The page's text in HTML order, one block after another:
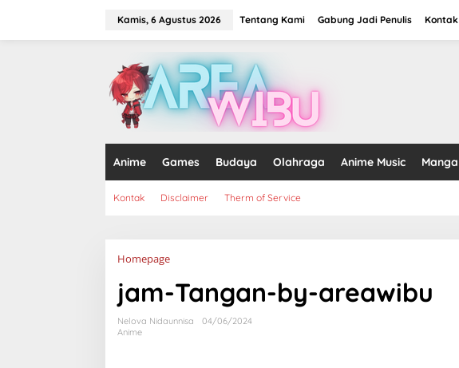
Kamis, 6 Agustus 2026 Tentang Kami Gabung Jadi Penulis Kontak
Anime Games Budaya Olahraga Anime Music Manga
Kontak Disclaimer Therm of Service
HomepageLampiran
jam-Tangan-by-areawibu
Nelova Nidaunnisa
04/06/2024
Anime